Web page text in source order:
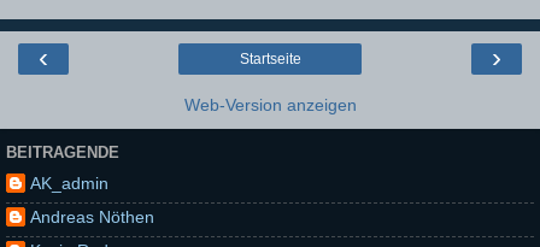
‹ ›
Startseite
Web-Version anzeigen
BEITRAGENDE
AK_admin
Andreas Nöthen